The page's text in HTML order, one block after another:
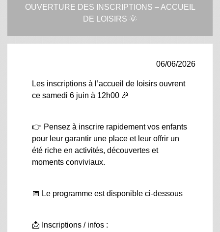
OUVERTURE DES INSCRIPTIONS – ACCUEIL
DE LOISIRS 🌞
06/06/2026
Les inscriptions à l’accueil de loisirs ouvrent
ce samedi 6 juin à 12h00 🎉
👉 Pensez à inscrire rapidement vos enfants
pour leur garantir une place et leur offrir un
été riche en activités, découvertes et
moments conviviaux.
📅 Le programme est disponible ci-dessous
📩 Inscriptions / infos :